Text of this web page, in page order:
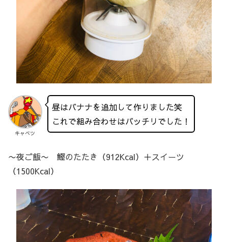
キャベツ
昼はバナナを追加して作りました笑
これで組み合わせはバッチリでした！
〜夜ご飯〜 鰹のたたき（912Kcal）＋スイーツ
（1500Kcal）